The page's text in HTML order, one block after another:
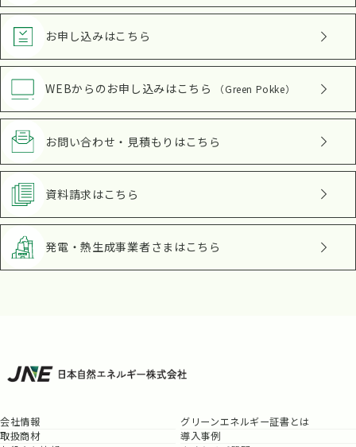
お申し込みはこちら
WEBからのお申し込みはこちら （Green Pokke）
お問い合わせ・見積もり はこちら
資料請求 はこちら
発電・熱生成事業者さま はこちら
会社情報
グリーンエネルギー証書とは
取扱商材
導入事例